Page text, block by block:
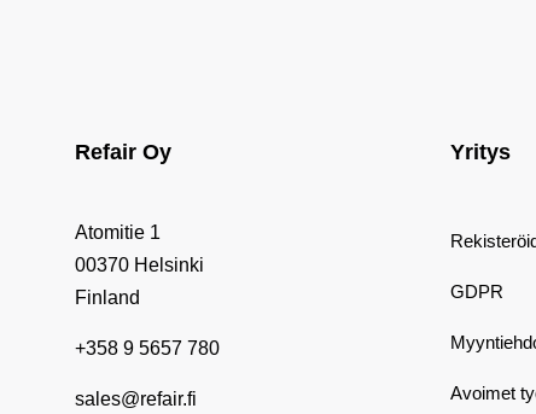
Refair Oy
Atomitie 1
00370 Helsinki
Finland
+358 9 5657 780
sales@refair.fi
Yritys
GDPR
Avoimet